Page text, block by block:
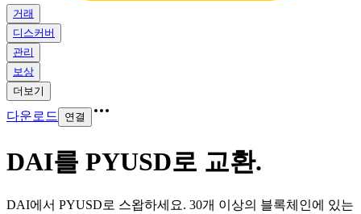
거래
디스커버
관리
보상
더보기
다운로드 연결
DAI를 PYUSD로 교환.
DAI에서 PYUSD로 스왑하세요. 30개 이상의 블록체인에 있는